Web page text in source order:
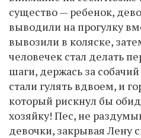
существо — ребенок,
выводили на прогулку
вывозили в коляске,
человечек стал делать
шаги, держась за
стали гулять вдвоем, и
который рискнул бы
хозяйку! Пес, не
девочки, закрывая Лену